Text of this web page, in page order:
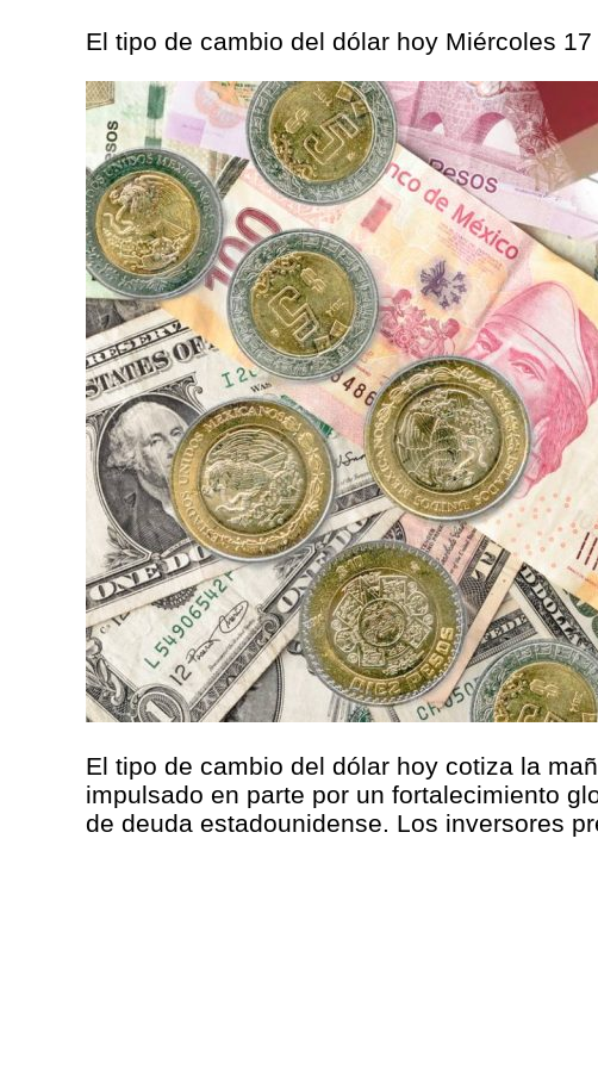
El tipo de cambio del dólar hoy Miércoles
El tipo de cambio del dólar hoy cotiza la
impulsado en parte por un fortalecimiento
de deuda estadounidense. Los inversores